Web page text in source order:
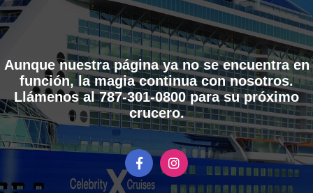
Aunque nuestra página ya no se encuentra en
función, la magia continua con nosotros.
Llámenos al 787-301-0800 para su próximo
crucero.